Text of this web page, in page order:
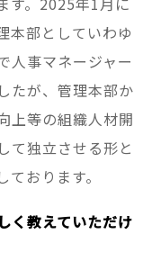
本部としていわゆ
人事マネージャー
たが、管理本部か
上等の組織人材開
て独立させる形と
おります。
く教えていただけ